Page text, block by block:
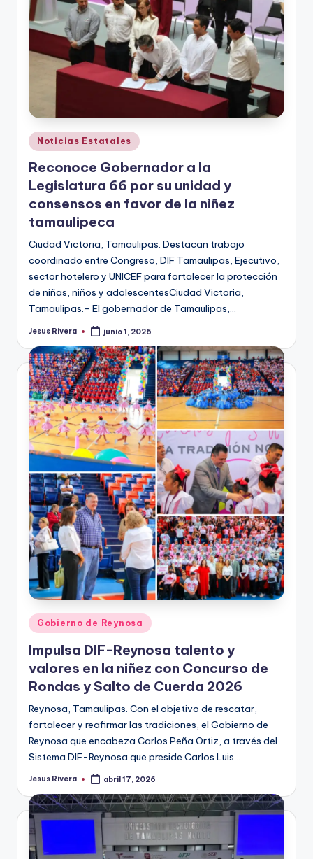
Publicado
en
Noticias Estatales
Reconoce Gobernador a la
Legislatura 66 por su unidad y
consensos en favor de la niñez
tamaulipeca
Ciudad Victoria, Tamaulipas. Destacan trabajo
coordinado entre Congreso, DIF Tamaulipas, Ejecutivo,
sector hotelero y UNICEF para fortalecer la protección
de niñas, niños y adolescentesCiudad Victoria,
Tamaulipas.- El gobernador de Tamaulipas,…
Publicado
Jesus Rivera junio 1, 2026
Publicado
en
Gobierno de Reynosa
Impulsa DIF-Reynosa talento y
valores en la niñez con Concurso de
Rondas y Salto de Cuerda 2026
Reynosa, Tamaulipas. Con el objetivo de rescatar,
fortalecer y reafirmar las tradiciones, el Gobierno de
Reynosa que encabeza Carlos Peña Ortiz, a través del
Sistema DIF-Reynosa que preside Carlos Luis…
Publicado
Jesus Rivera abril 17, 2026